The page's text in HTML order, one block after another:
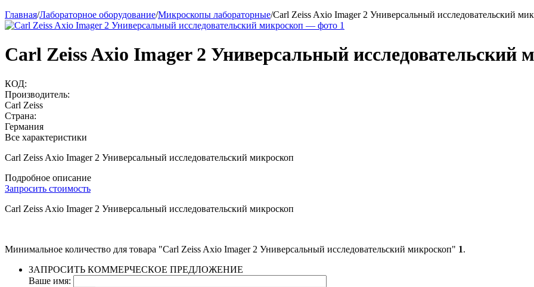
Главная/Лабораторное оборудование/Микроскопы лабораторные/Carl Zeiss Axio Imager 2 Универсальный исследовательский
Carl Zeiss Axio Imager 2 Универсальный исследовательский
КОД:
Производитель:
Carl Zeiss
Страна:
Германия
Все характеристики
Carl Zeiss Axio Imager 2 Универсальный исследовательский микроскоп
Подробное описание
Запросить стоимость
Carl Zeiss Axio Imager 2 Универсальный исследовательский микроскоп
Минимальное количество для товара "Carl Zeiss Axio Imager 2 Универсальный исследовательский микроскоп" 1.
ЗАПРОСИТЬ КОММЕРЧЕСКОЕ ПРЕДЛОЖЕНИЕ
Ваше имя: